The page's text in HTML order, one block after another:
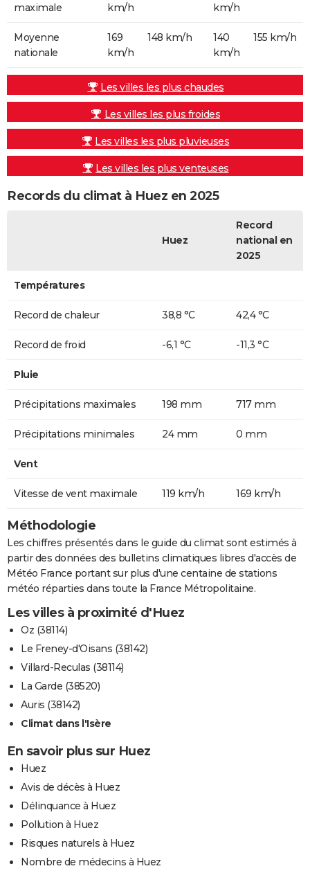
maximale
km/h
km/h
Moyenne
nationale
169
km/h
148 km/h
140
km/h
155 km/h
Les villes les plus chaudes
Les villes les plus froides
Les villes les plus pluvieuses
Les villes les plus venteuses
Records du climat à Huez en 2025
Huez
Record
national en
2025
Températures
Record de chaleur 38,8 °C 42,4 °C
Record de froid -6,1 °C -11,3 °C
Pluie
Précipitations maximales 198 mm 717 mm
Précipitations minimales 24 mm 0 mm
Vent
Vitesse de vent maximale 119 km/h 169 km/h
Méthodologie
Les chiffres présentés dans le guide du climat sont estimés à
partir des données des bulletins climatiques libres d'accès de
Météo France portant sur plus d'une centaine de stations
météo réparties dans toute la France Métropolitaine.
Les villes à proximité d'Huez
Oz (38114)
Le Freney-d'Oisans (38142)
Villard-Reculas (38114)
La Garde (38520)
Auris (38142)
Climat dans l'Isère
En savoir plus sur Huez
Huez
Avis de décès à Huez
Délinquance à Huez
Pollution à Huez
Risques naturels à Huez
Nombre de médecins à Huez